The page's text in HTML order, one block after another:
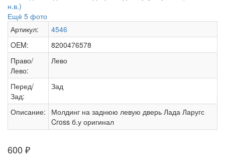
Ещё 5 фото
Артикул:
4546
OEM:
8200476578
Право/
Лево:
Лево
Перед/
Зад:
Зад
Описание:
Молдинг на заднюю левую дверь Лада Ларугс
Cross б.у оригинал
600 ₽